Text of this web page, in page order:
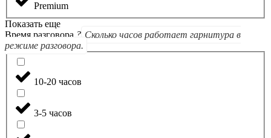
Premium
Показать еще
Время разговора ? Сколько часов работает гарнитура в
режиме разговора.
10-20 часов
3-5 часов